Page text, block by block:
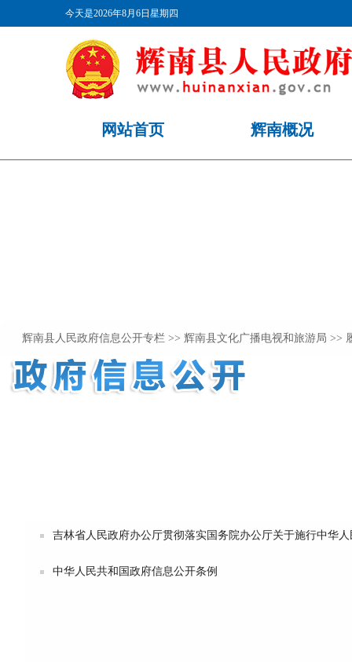
辉南县人民政府信息公开专栏 >> 辉南县文化广播电视和旅游局 >>
吉林省人民政府办公厅贯彻落实国务院办公厅关于施行中华
中华人民共和国政府信息公开条例